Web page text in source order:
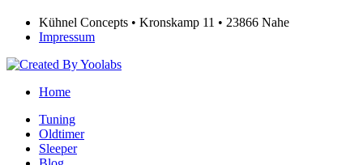
Kühnel Concepts • Kronskamp 11 • 23866 Nahe
Impressum
Home
Tuning
Oldtimer
Sleeper